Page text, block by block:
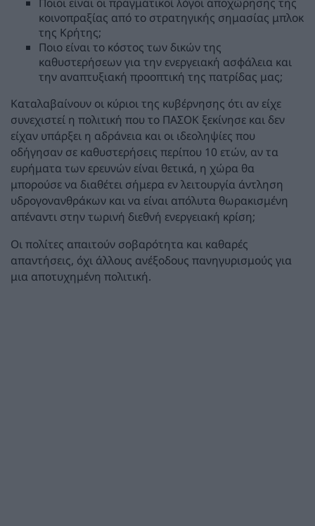
κοινοπραξίας από το στρατηγικής σημασίας μπλοκ
της Κρήτης;
Ποιο είναι το κόστος των δικών της
καθυστερήσεων για την ενεργειακή ασφάλεια και
την αναπτυξιακή προοπτική της πατρίδας μας;
Καταλαβαίνουν οι κύριοι της κυβέρνησης ότι αν είχε
συνεχιστεί η πολιτική που το ΠΑΣΟΚ ξεκίνησε και δεν
είχαν υπάρξει η αδράνεια και οι ιδεοληψίες που
οδήγησαν σε καθυστερήσεις περίπου 10 ετών, αν τα
ευρήματα των ερευνών είναι θετικά, η χώρα θα
μπορούσε να διαθέτει σήμερα εν λειτουργία άντληση
υδρογονανθράκων και να είναι απόλυτα θωρακισμένη
απέναντι στην τωρινή διεθνή ενεργειακή κρίση;
Οι πολίτες απαιτούν σοβαρότητα και καθαρές
απαντήσεις, όχι άλλους ανέξοδους πανηγυρισμούς για
μια αποτυχημένη πολιτική.